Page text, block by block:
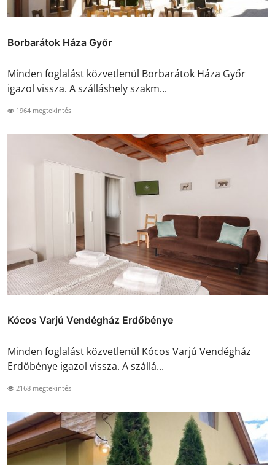
Borbarátok Háza Győr
Minden foglalást közvetlenül Borbarátok Háza Győr
igazol vissza. A szálláshely szakm...
1964 megtekintés
Kócos Varjú Vendégház Erdőbénye
Minden foglalást közvetlenül Kócos Varjú Vendégház
Erdőbénye igazol vissza. A szállá...
2168 megtekintés